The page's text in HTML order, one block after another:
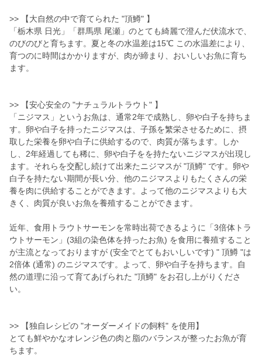
>> 【大自然の中で育てられた "頂鱒" 】
「栃木県 日光」「群馬県 尾瀬」のとても綺麗で澄んだ伏流水で、
のびのびと育ちます。夏と冬の水温差は15℃ この水温差により、
育つのに時間はかかりますが、肉が締まり、おいしいお魚に育ち
ます。
>> 【安心安全の "ナチュラルトラウト" 】
「ニジマス」というお魚は、通常2年で成熟し、卵や白子を持ちま
す。卵や白子を持ったニジマスは、子孫を繁栄させるために、摂
取した栄養を卵や白子に供給するので、肉質が落ちます。しか
し、2年経過しても稀に、卵や白子をを持たないニジマスが出現し
ます。それらを交配し続けて出来たニジマスが "頂鱒" です。卵や
白子を持たない期間が長い分、他のニジマスよりもたくさんの栄
養を肉に供給することができます。よって他のニジマスよりも大
きく、肉質が良いお魚を養殖することができます。
近年、食用トラウトサーモンを常時出荷できるように「3倍体トラ
ウトサーモン」(3組の染色体を持ったお魚) を食用に養殖すること
が主流となっておりますが (安全でとてもおいしいです) " 頂鱒 "は
2倍体 (通常) のニジマスです。よって、卵や白子を持ちます。自
然の道理に沿って育てあげられた "頂鱒" をお召し上がりくださ
い。
>> 【独自レシピの "オーダーメイドの飼料" を使用】
とても鮮やかなオレンジ色の肉と脂のバランスが整ったお魚が育
ちます。